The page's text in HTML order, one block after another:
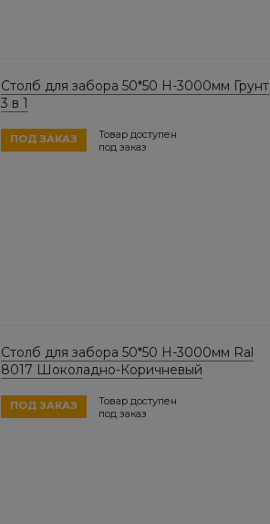
Столб для забора 50*50 Н-3000мм Грунт
3 в 1
ПОД ЗАКАЗ
Товар доступен
под заказ
Столб для забора 50*50 Н-3000мм Ral
8017 Шоколадно-Коричневый
ПОД ЗАКАЗ
Товар доступен
под заказ